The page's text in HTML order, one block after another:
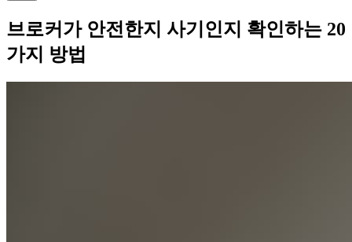
브로커가 안전한지 사기인지 확인하는 20
가지 방법